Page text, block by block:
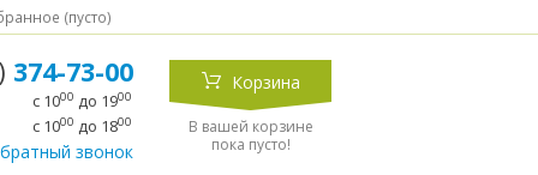
(пусто)
374-73-00
с 1000 до 1900
с 1000 до 1800
звонок
Корзина
В вашей корзине
пока пусто!